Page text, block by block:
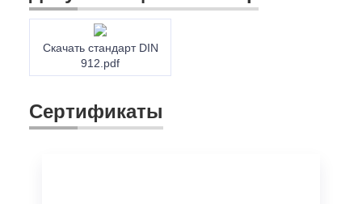
Скачать стандарт DIN
912.pdf
Сертификаты